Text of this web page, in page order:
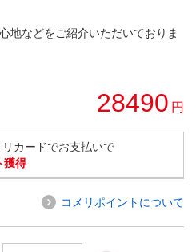
地などをご紹介いただいておりま
28490 円
カードでお支払いで
獲得
コメリポイントについて